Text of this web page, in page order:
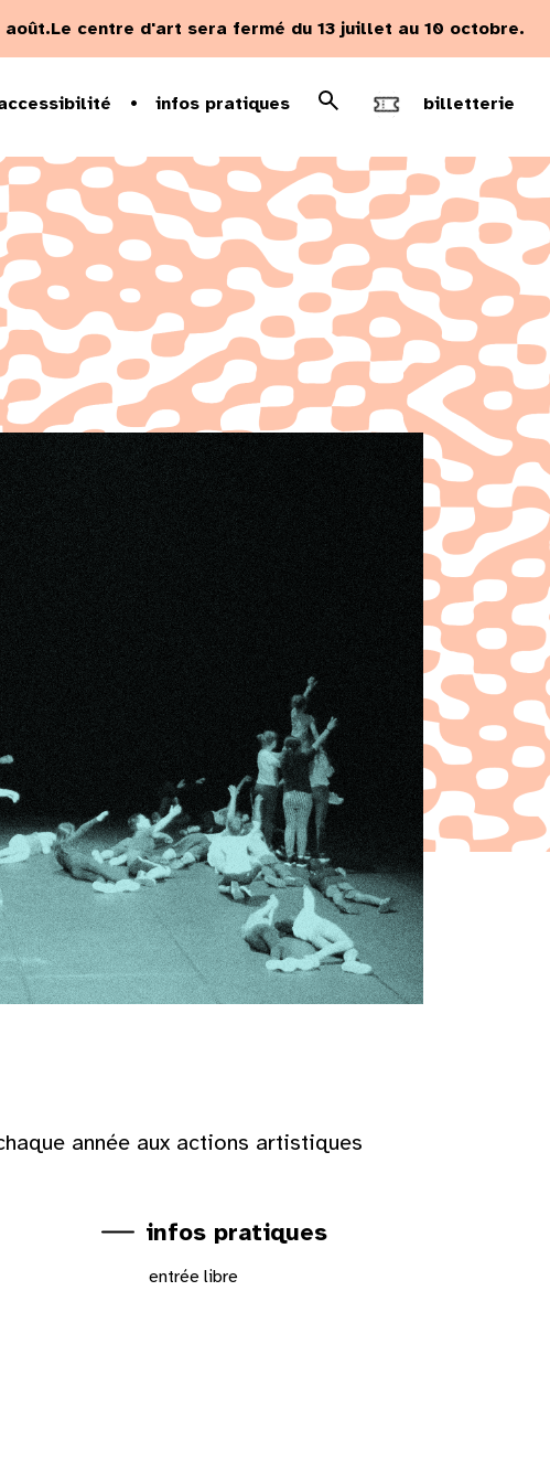
août.Le centre d'art sera fermé du 13 juillet au 10 octobre.
infos pratiques Recherche
Rechercher billetterie
année aux actions artistiques
infos pratiques
entrée libre